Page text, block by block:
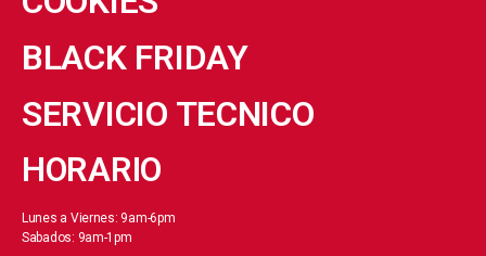
BLACK FRIDAY
SERVICIO TECNICO
HORARIO
Lunes a Viernes: 9am-6pm
Sabados: 9am-1pm